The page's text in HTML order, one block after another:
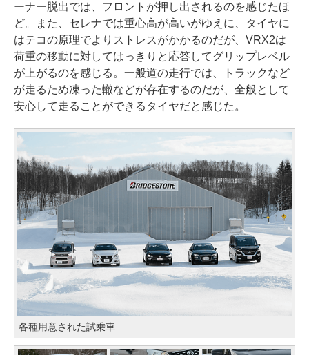
ーナー脱出では、フロントが押し出されるのを感じたほ
ど。また、セレナでは重心高が高いがゆえに、タイヤに
はテコの原理でよりストレスがかかるのだが、VRX2は
荷重の移動に対してはっきりと応答してグリップレベル
が上がるのを感じる。一般道の走行では、トラックなど
が走るため凍った轍などが存在するのだが、全般として
安心して走ることができるタイヤだと感じた。
各種用意された試乗車